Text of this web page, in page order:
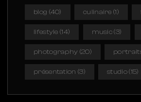
blog (40) culinaire (1)
lifestyle (14) music(3)
photography (20)
présentation (3) studio(15)